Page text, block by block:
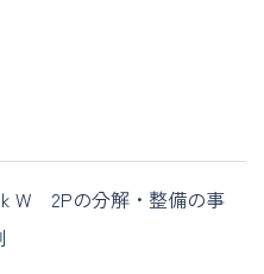
W 2Pの分解・整備の事